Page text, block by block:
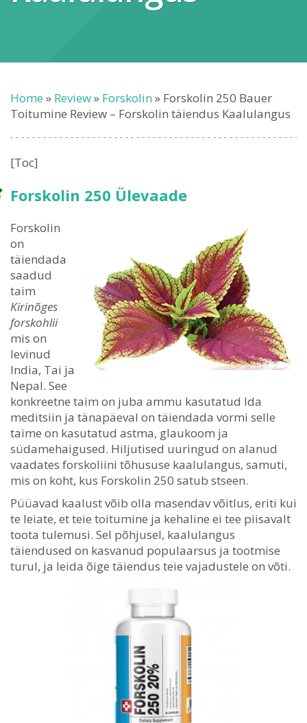
Home » Review» Forskolin» Forskolin 250 Bauer
Toitumine Review – Forskolin täiendus Kaalulangus
[Toc]
Forskolin 250 Ülevaade
Forskolin
on
täiendada
saadud
taim
Kirinõges
forskohlii
mis on
levinud
India, Tai ja
Nepal. See
konkreetne taim on juba ammu kasutatud Ida
meditsiin ja tänapäeval on täiendada vormi selle
taime on kasutatud astma, glaukoom ja
südamehaigused. Hiljutised uuringud on alanud
vaadates forskoliini tõhususe kaalulangus, samuti,
mis on koht, kus Forskolin 250 satub stseen.
Püüavad kaalust võib olla masendav võitlus, eriti kui
te leiate, et teie toitumine ja kehaline ei tee piisavalt
toota tulemusi. Sel põhjusel, kaalulangus
täiendused on kasvanud populaarsus ja tootmise
turul, ja leida õige täiendus teie vajadustele on võti.